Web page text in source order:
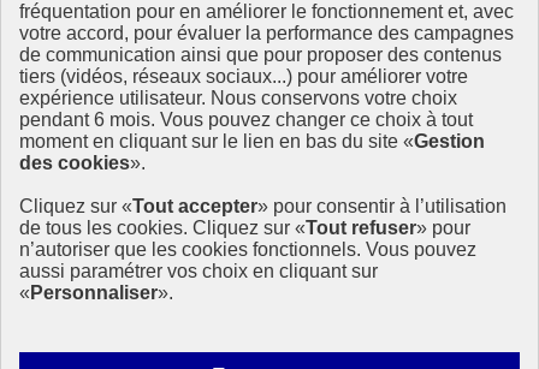
fréquentation pour en améliorer le fonctionnement et, avec
votre accord, pour évaluer la performance des campagnes
de communication ainsi que pour proposer des contenus
tiers (vidéos, réseaux sociaux...) pour améliorer votre
expérience utilisateur. Nous conservons votre choix
pendant 6 mois. Vous pouvez changer ce choix à tout
moment en cliquant sur le lien en bas du site «Gestion
des cookies».
Cliquez sur «Tout accepter» pour consentir à l’utilisation
de tous les cookies. Cliquez sur «Tout refuser» pour
n’autoriser que les cookies fonctionnels. Vous pouvez
aussi paramétrer vos choix en cliquant sur
« Personnaliser».
Ressources
La Méth’ODD
Gouvernement
Ce site propose l’information de référence concernant l’Agenda
2030 et la feuille de route de la France. Il valorise la mobilisation de
tous les acteurs.
info.gouv.fr- ouvre une nouvelle fenêtre
service-public.fr - ouvre une nouvelle fenêtre
legifrance.gouv.fr- ouvre une nouvelle fenêtre
data.gouv.fr- ouvre une nouvelle fenêtre
Plan du site
Mentions légales